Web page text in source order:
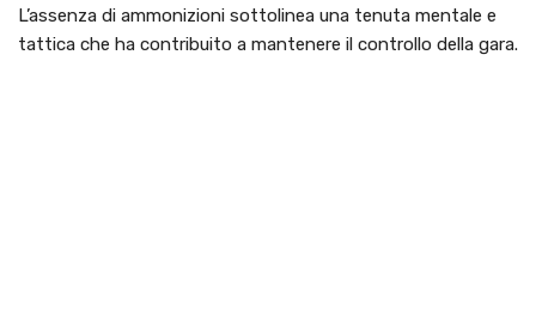
L’assenza di ammonizioni sottolinea una tenuta mentale e
tattica che ha contribuito a mantenere il controllo della gara.